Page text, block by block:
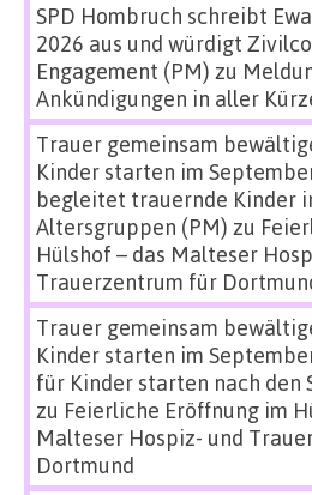
SPD Hombruch schreibt
2026 aus und würdigt
Engagement (PM) zu
Ankündigungen in aller
Trauer gemeinsam
Kinder starten im
begleitet trauernde Kinder
Altersgruppen (PM) zu
Hülshof – das Malteser
Trauerzentrum für
Trauer gemeinsam
Kinder starten im
für Kinder starten nach den
zu Feierliche Eröffnung im
Malteser Hospiz- und
Dortmund